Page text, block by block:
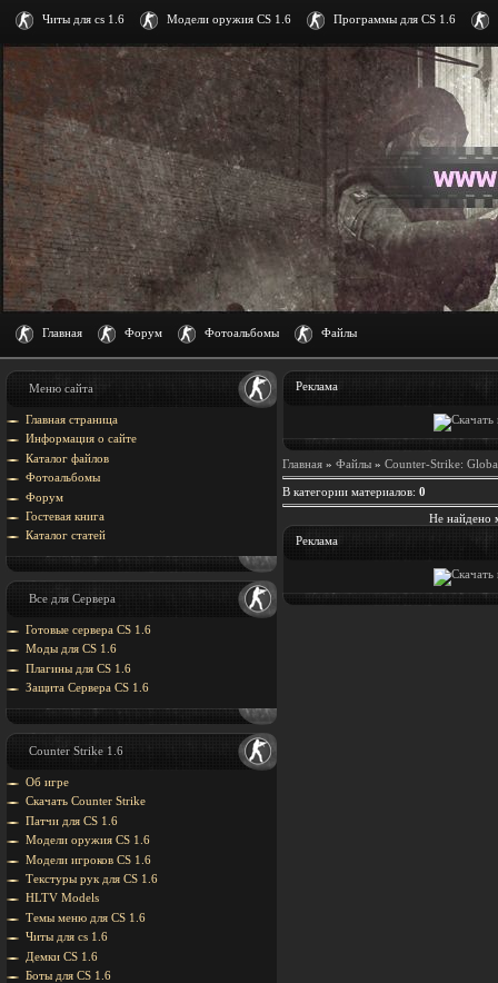
Читы для cs 1.6 Модели оружия CS 1.6 Программы для CS 1.6
Главная Форум Фотоальбомы Файлы
Меню сайта
Главная страница
Информация о сайте
Каталог файлов
Фотоальбомы
Форум
Гостевая книга
Каталог статей
Все для Сервера
Готовые сервера CS 1.6
Моды для CS 1.6
Плагины для CS 1.6
Защита Cервера CS 1.6
Counter Strike 1.6
Об игре
Скачать Counter Strike
Патчи для CS 1.6
Модели оружия CS 1.6
Модели игроков CS 1.6
Текстуры рук для CS 1.6
HLTV Models
Темы меню для CS 1.6
Читы для cs 1.6
Демки CS 1.6
Боты для CS 1.6
Реклама
Главная » Файлы » Counter-Strike:
В категории материалов: 0
Не найдено
Реклама